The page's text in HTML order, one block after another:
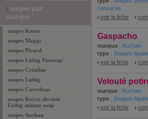
soupes par
marque
soupes Knorr
soupes Maggi
soupes Picard
soupes Liebig Pursoup'
soupes Créaline
soupes Liebig
soupes Carrefour
soupes Royco devient
Liebig minute soup
soupes Auchan
conserve
voir la fiche
Gaspacho
marque : Auchan
type : Soupes
voir la fiche
Velouté
marque : Auchan
type : Soupes
voir la fiche